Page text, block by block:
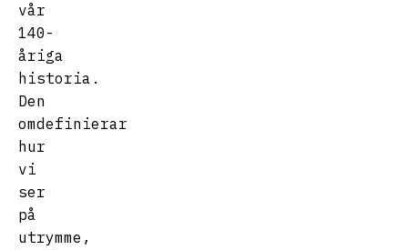
vår
140-
åriga
historia.
Den
omdefinierar
hur
vi
ser
på
utrymme,